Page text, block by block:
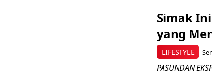
LIFESTYLE
Simak
yang
PASUNDAN